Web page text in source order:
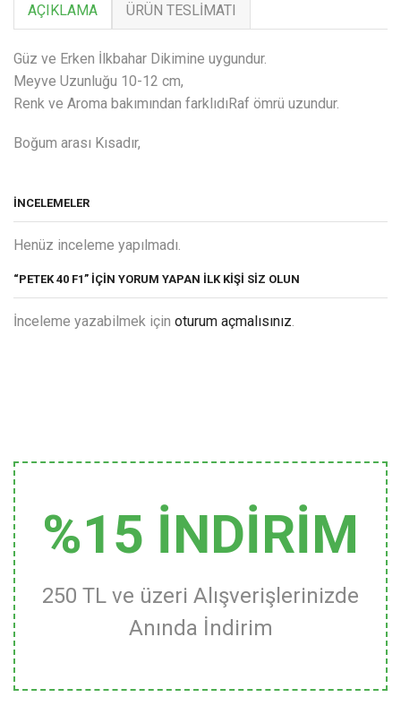
AÇIKLAMA ÜRÜN TESLIMATI
Güz ve Erken İlkbahar Dikimine uygundur.
Meyve Uzunluğu 10-12 cm,
Renk ve Aroma bakımından farklıdıRaf ömrü uzundur.
Boğum arası Kısadır,
İNCELEMELER
Henüz inceleme yapılmadı.
“PETEK 40 F1” IÇIN YORUM YAPAN ILK KIŞI SIZ OLUN
İnceleme yazabilmek için oturum açmalısınız.
%15 İNDİRİM
250 TL ve üzeri Alışverişlerinizde
Anında İndirim